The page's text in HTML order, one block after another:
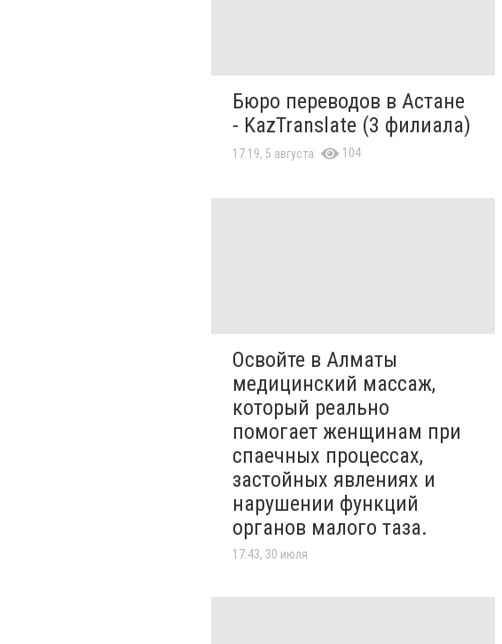
Бюро переводов в Астане
- KazTranslate (3 филиала)
17:19, 5 августа 104
Освойте в Алматы
медицинский массаж,
который реально
помогает женщинам при
спаечных процессах,
застойных явлениях и
нарушении функций
органов малого таза.
17:43, 30 июля